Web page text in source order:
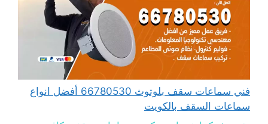
فني سماعات سقف بلوتوث 66780530 أفضل انواع
سماعات السقف بالكويت